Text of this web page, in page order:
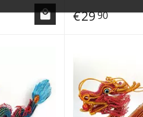
€2990